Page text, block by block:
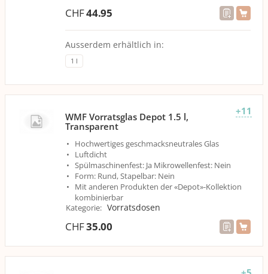
CHF44.95
Ausserdem erhältlich in:
1 l
+11
WMF Vorratsglas Depot 1.5 l,
Transparent
Hochwertiges geschmacksneutrales Glas
Luftdicht
Spülmaschinenfest: Ja Mikrowellenfest: Nein
Form: Rund, Stapelbar: Nein
Mit anderen Produkten der «Depot»-Kollektion
kombinierbar
Kategorie: Vorratsdosen
CHF35.00